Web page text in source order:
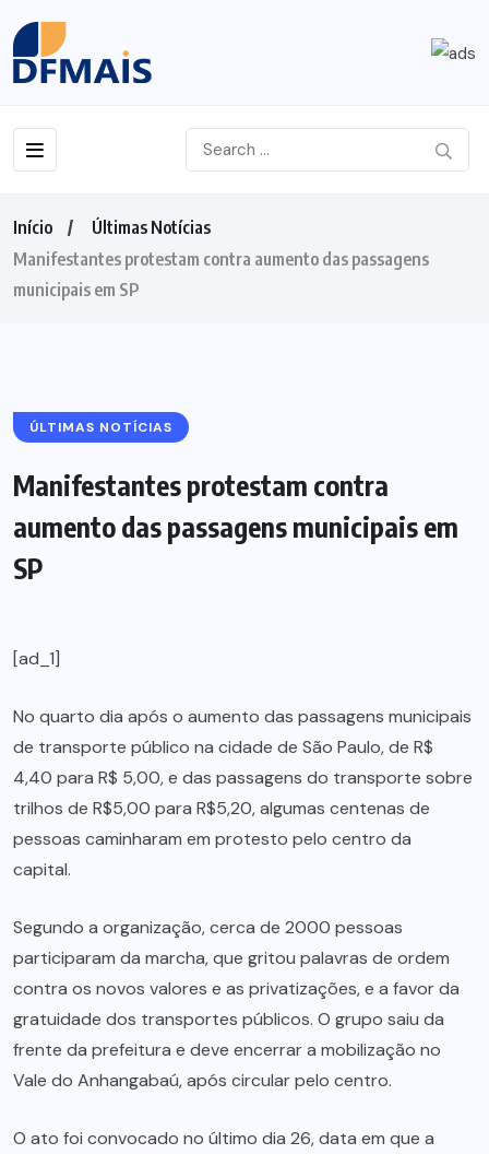
Início
Últimas Notícias
Manifestantes protestam contra aumento das passagens
municipais em SP
ÚLTIMAS NOTÍCIAS
Manifestantes protestam contra
aumento das passagens municipais em
SP
[ad_1]
No quarto dia após o aumento das passagens municipais
de transporte público na cidade de São Paulo, de R$
4,40 para R$ 5,00, e das passagens do transporte sobre
trilhos de R$5,00 para R$5,20, algumas centenas de
pessoas caminharam em protesto pelo centro da
capital.
Segundo a organização, cerca de 2000 pessoas
participaram da marcha, que gritou palavras de ordem
contra os novos valores e as privatizações, e a favor da
gratuidade dos transportes públicos. O grupo saiu da
frente da prefeitura e deve encerrar a mobilização no
Vale do Anhangabaú, após circular pelo centro.
O ato foi convocado no último dia 26, data em que a